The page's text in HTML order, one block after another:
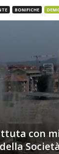
BONIFICHE
con